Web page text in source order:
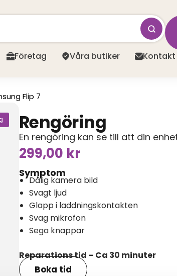
Företag Våra butiker Kontakt
Flip 7
Rengöring
En rengöring kan se till att din
299,00 kr
Symptom
Dålig kamera bild
Svagt ljud
Glapp i laddningskontakten
Svag mikrofon
Sega knappar
Reparations tid – Ca 30 minuter
Boka tid